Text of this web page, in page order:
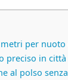
per
preciso in
al polso